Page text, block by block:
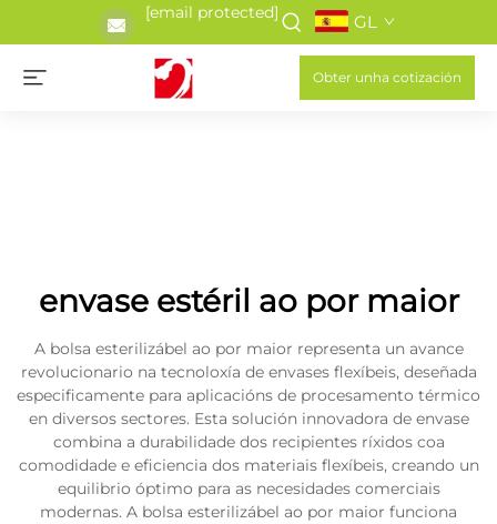
[email protected] GL
Obter unha cotización
envase estéril ao por maior
A bolsa esterilizábel ao por maior representa un avance
revolucionario na tecnoloxía de envases flexíbeis, deseñada
especificamente para aplicacións de procesamento térmico
en diversos sectores. Esta solución innovadora de envase
combina a durabilidade dos recipientes ríxidos coa
comodidade e eficiencia dos materiais flexíbeis, creando un
equilibrio óptimo para as necesidades comerciais
modernas. A bolsa esterilizábel ao por maior funciona